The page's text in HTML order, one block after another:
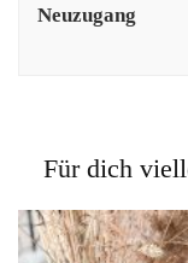
Neuzugang
Für dich